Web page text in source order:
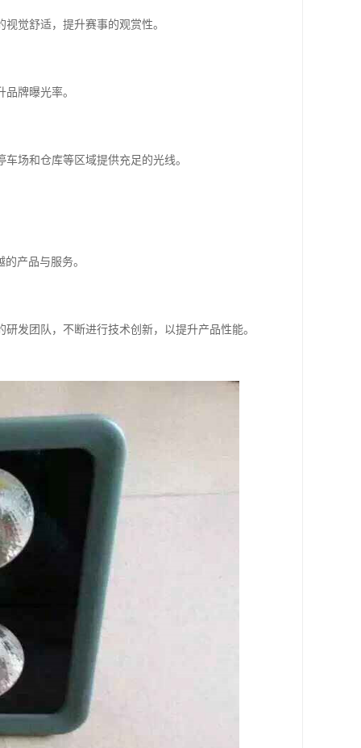
觉舒适，提升赛事的观赏性。
牌曝光率。
场和仓库等区域提供充足的光线。
产品与服务。
发团队，不断进行技术创新，以提升产品性能。